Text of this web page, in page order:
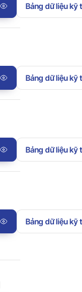
Bảng dữ liệu kỹ
Bảng dữ liệu kỹ
Bảng dữ liệu kỹ
Bảng dữ liệu kỹ